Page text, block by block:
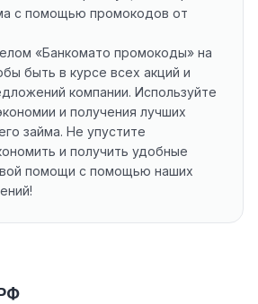
с помощью промокодов от
«Банкомато промокоды» на
быть в курсе всех акций и
компании. Используйте
и получения лучших
займа. Не упустите
и получить удобные
помощи с помощью наших